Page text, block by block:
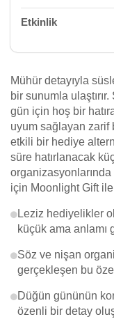
Etkinlik
Mühür detayıyla
bir sunumla
gün için hoş bir
uyum sağlayan zarif
etkili bir hediye
süre hatırlanacak
için Moonlight Gift
Leziz hediyelikler
küçük ama anlamı
Söz ve nişan
gerçekleşen bu
Düğün gününün
özenli bir detay